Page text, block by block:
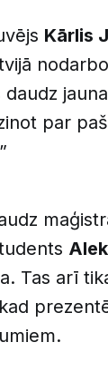
Kārlis
daudz
par
Tas arī